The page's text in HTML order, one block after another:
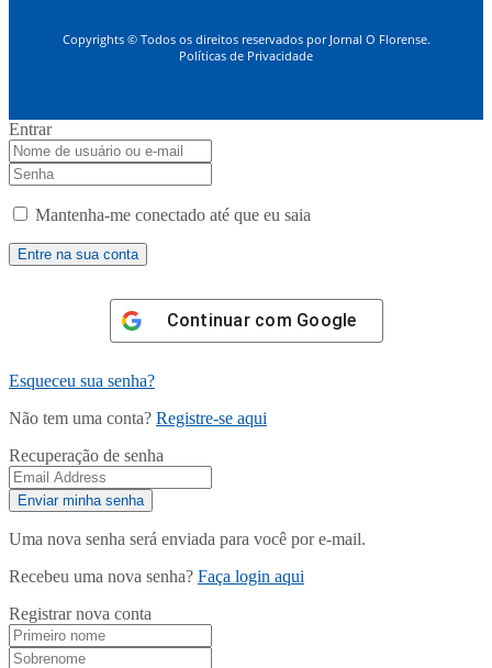
Copyrights © Todos os direitos reservados por Jornal O Florense.
Políticas de Privacidade
Entrar
Mantenha-me conectado até que eu saia
Continuar com Google
Esqueceu sua senha?
Não tem uma conta? Registre-se aqui
Recuperação de senha
Uma nova senha será enviada para você por e-mail.
Recebeu uma nova senha? Faça login aqui
Registrar nova conta